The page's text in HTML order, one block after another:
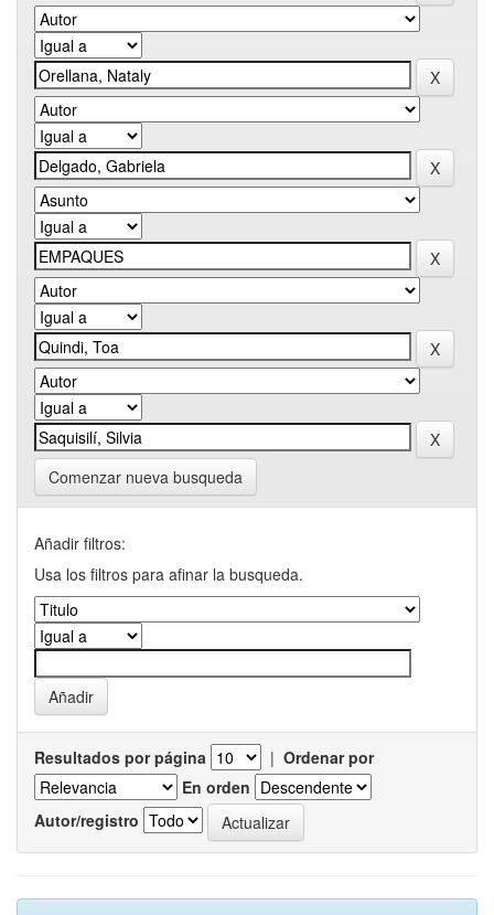
Comenzar nueva busqueda
Añadir filtros:
Usa los filtros para afinar la busqueda.
Resultados por página | Ordenar por
En orden
Autor/registro